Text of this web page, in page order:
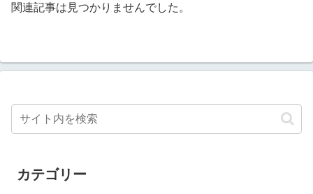
関連記事は見つかりませんでした。
カテゴリー